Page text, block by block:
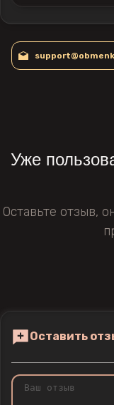
Уже
Оставьте отзыв,
Оставить